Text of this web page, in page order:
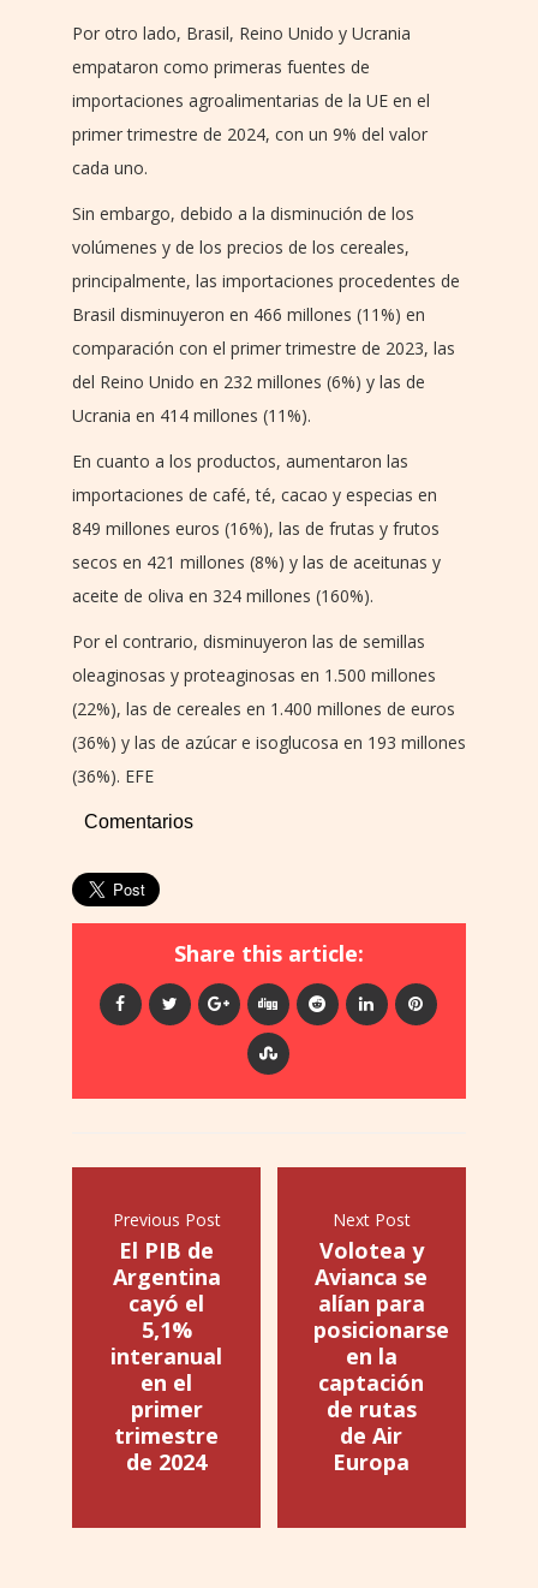
Por otro lado, Brasil, Reino Unido y Ucrania
empataron como primeras fuentes de
importaciones agroalimentarias de la UE en el
primer trimestre de 2024, con un 9% del valor
cada uno.
Sin embargo, debido a la disminución de los
volúmenes y de los precios de los cereales,
principalmente, las importaciones procedentes de
Brasil disminuyeron en 466 millones (11%) en
comparación con el primer trimestre de 2023, las
del Reino Unido en 232 millones (6%) y las de
Ucrania en 414 millones (11%).
En cuanto a los productos, aumentaron las
importaciones de café, té, cacao y especias en
849 millones euros (16%), las de frutas y frutos
secos en 421 millones (8%) y las de aceitunas y
aceite de oliva en 324 millones (160%).
Por el contrario, disminuyeron las de semillas
oleaginosas y proteaginosas en 1.500 millones
(22%), las de cereales en 1.400 millones de euros
(36%) y las de azúcar e isoglucosa en 193 millones
(36%). EFE
Comentarios
Share this article:
Previous Post
El PIB de
Argentina
cayó el
5,1%
interanual
en el
primer
trimestre
de 2024
Next Post
Volotea y
Avianca se
alían para
posicionarse
en la
captación
de rutas
de Air
Europa